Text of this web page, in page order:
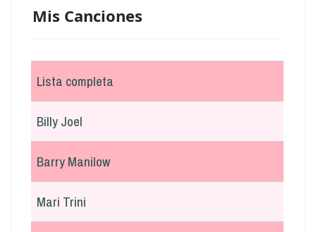
Mis Canciones
Lista completa
Billy Joel
Barry Manilow
Mari Trini